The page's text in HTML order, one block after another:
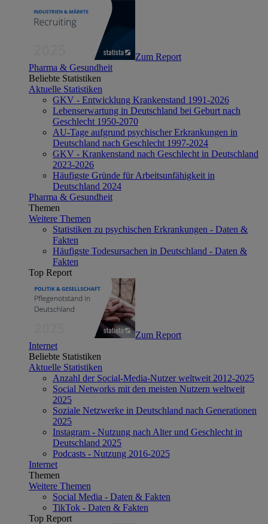
Zum Report
Pharma & Gesundheit
Beliebte Statistiken
Aktuelle Statistiken
GKV - Entwicklung Krankenstand 1991-2026
Lebenserwartung in Deutschland bei Geburt nach
Geschlecht 1950-2070
AU-Tage aufgrund psychischer Erkrankungen in
Deutschland nach Geschlecht 1997-2024
GKV - Krankenstand nach Geschlecht in Deutschland
2023-2026
Häufigste Gründe für Arbeitsunfähigkeit in
Deutschland 2024
Pharma & Gesundheit
Themen
Weitere Themen
Statistiken zu psychischen Erkrankungen - Daten &
Fakten
Häufigste Todesursachen in Deutschland - Daten &
Fakten
Top Report
Zum Report
Internet
Beliebte Statistiken
Aktuelle Statistiken
Anzahl der Social-Media-Nutzer weltweit 2012-2025
Social Networks mit den meisten Nutzern weltweit
2025
Soziale Netzwerke in Deutschland nach Generationen
2025
Instagram - Nutzung nach Alter und Geschlecht in
Deutschland 2025
Podcasts - Nutzung 2016-2025
Internet
Themen
Weitere Themen
Social Media - Daten & Fakten
TikTok - Daten & Fakten
Top Report